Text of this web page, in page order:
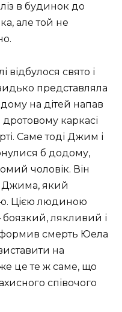
в будинок до
але той не
відбулося свято і
представляла
на дітей напав
каркасі
Саме тоді Джим і
б додому,
чоловік. Він
Джима, який
Цією людиною
лякливий і
смерть Юела
на
це те ж саме, що
співочого